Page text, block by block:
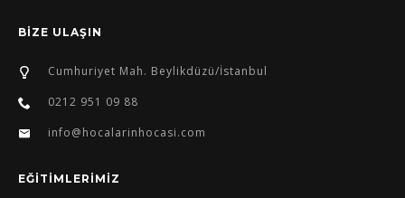
BİZE ULAŞIN
Cumhuriyet Mah. Beylikdüzü/İstanbul
0212 951 09 88
info@hocalarinhocasi.com
EĞİTİMLERİMİZ